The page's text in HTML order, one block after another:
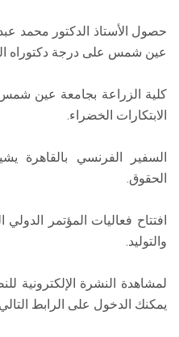
حصول الأستاذ الدكتور محمد
عين شمس على درجة دكتوراه
كلية الزراعة بجامعة عين
الابتكارات الخضراء.
السفير الفرنسي بالقاهرة
الحقوق.
افتتاح فعاليات المؤتمر
والتوليد.
يمكنك الدخول على الرابط